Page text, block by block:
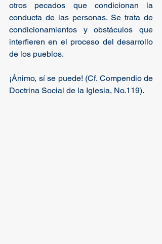
otros pecados que condicionan la
conducta de las personas. Se trata de
condicionamientos y obstáculos que
interfieren en el proceso del desarrollo
de los pueblos.
¡Ánimo, sí se puede! (Cf. Compendio de
Doctrina Social de la Iglesia, No.119).